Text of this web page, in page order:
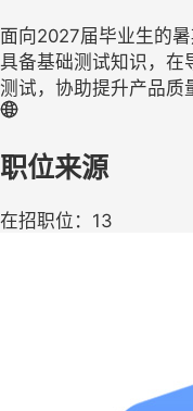
面向2027届毕业生的
具备基础测试知识，在
测试，协助提升产品质
职位来源
在招职位：13